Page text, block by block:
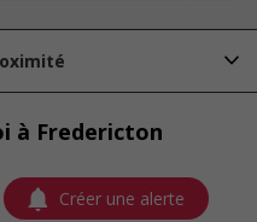
à Fredericton
Créer une alerte